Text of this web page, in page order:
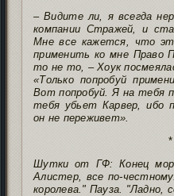
– Видите ли, я всегда
компании Стражей, и
Мне все кажется, что
применить ко мне Право
то не то, – Хоук
«Только попробуй
Вот попробуй. Я на тебя
тебя убьет Карвер, ибо
он не переживет».
Шутки от ГФ: Конец
Алистер, все по-
королева." Пауза. "Ладно,